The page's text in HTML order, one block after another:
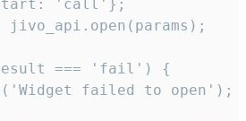
'call'};
=== 'fail') {
failed to open');